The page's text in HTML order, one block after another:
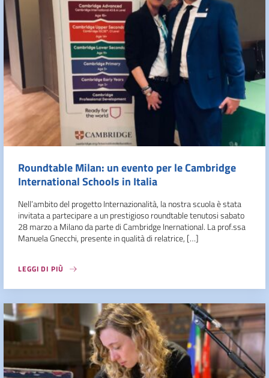
Roundtable Milan: un evento per le Cambridge
International Schools in Italia
Nell’ambito del progetto Internazionalità, la nostra scuola è stata
invitata a partecipare a un prestigioso roundtable tenutosi sabato
28 marzo a Milano da parte di Cambridge Inernational. La prof.ssa
Manuela Gnecchi, presente in qualità di relatrice, […]
LEGGI DI PIÙ